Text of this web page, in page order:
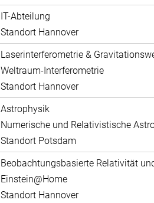
IT-Abteilung
Standort Hannover
Laserinterferometrie &
Weltraum-Interferometrie
Standort Hannover
Astrophysik
Numerische und Relativistische
Standort Potsdam
Beobachtungsbasierte Relativität
Einstein@Home
Standort Hannover